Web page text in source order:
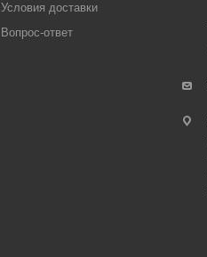
Условия доставки
Вопрос-ответ